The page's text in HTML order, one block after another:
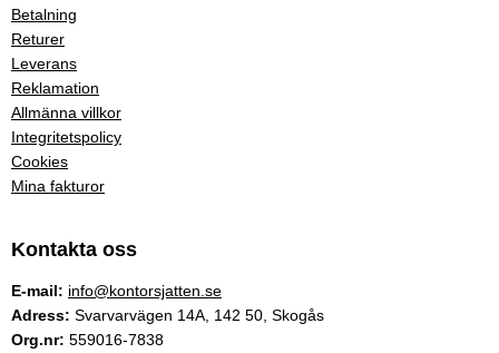
Betalning
Returer
Leverans
Reklamation
Allmänna villkor
Integritetspolicy
Cookies
Mina fakturor
Kontakta oss
E-mail: info@kontorsjatten.se
Adress: Svarvarvägen 14A, 142 50, Skogås
Org.nr: 559016-7838